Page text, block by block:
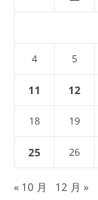
4 5
11 12
18 19
25 26
« 10 月 12 月 »